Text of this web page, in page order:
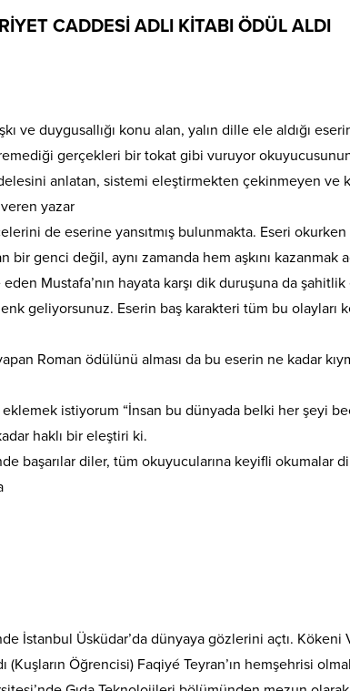
CADDESİ ADLI KİTABI ÖDÜL ALDI
ve duygusallığı konu alan, yalın dille ele aldığı
gerçekleri bir tokat gibi vuruyor
anlatan, sistemi eleştirmekten çekinmeyen
yazar
de eserine yansıtmış bulunmakta. Eseri okurken
bir genci değil, aynı zamanda hem aşkını kazanmak
Mustafa’nın hayata karşı dik duruşuna da
geliyorsunuz. Eserin baş karakteri tüm bu olayları
Roman ödülünü alması da bu eserin ne kadar
istiyorum “İnsan bu dünyada belki her şeyi
haklı bir eleştiri ki.
başarılar diler, tüm okuyucularına keyifli okumalar
İstanbul Üsküdar’da dünyaya gözlerini açtı. Kökeni
(Kuşların Öğrencisi) Faqiyé Teyran’ın hemşehrisi